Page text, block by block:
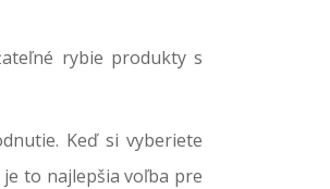
rybie produkty s
Keď si vyberiete
to najlepšia voľba pre